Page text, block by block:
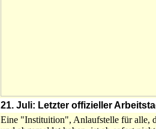
21. Juli: Letzter offizieller
Eine "Instituition", Anlaufstelle für alle,